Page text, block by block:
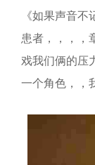
《如果声音不
患者，，
戏我们俩的压力都
一个角色，